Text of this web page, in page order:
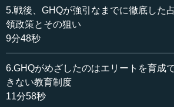
言。
・アメリカは欧州を重視し、1940年代
戦争時より大きく削減していた。
・1950.6.25.北朝鮮軍が38度線を越えて
鮮戦争。
・同日、アメリカの要請で国連安保理
5.戦後、GHQが強引なまでに徹底した
領政策とその狙い
9分48秒
6.GHQがめざしたのはエリートを育成
きない教育制度
11分58秒